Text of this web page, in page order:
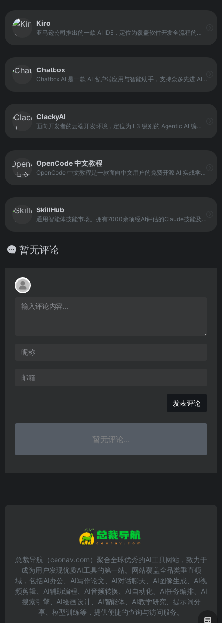
Kiro
亚马逊公司推出的一款 AI IDE，定位为覆盖软件开发全流程的智能开发环境。它通过引入 Specs（规格说明）和 Hooks（自动化触发器）两种核心模式，将需求分析、设计规划与代码实现紧密连接。
Chatbox
Chatbox AI 是一款 AI 客户端应用与智能助手，支持众多先进 AI 模型与 API，并覆盖 Windows、MacOS、Android、iOS、Linux 以及网页版。它的定位是为用户提供一个跨平台、可统一调用多模型的智能入口，适合需要多终端使用 AI 的个人用户与团队。
ClackyAI
面向开发者的云端开发环境，定位为 L3 级别的 Agentic AI 编程助手。它强调以工程化思维贯穿整个开发流程，通过结构化任务拆解、多线程协作和自动化修复能力，辅助开发者完成从规划、编码到迭代的全过程。
OpenCode 中文教程
OpenCode 中文教程是一款面向中文用户的免费开源 AI 实战学习平台，核心定位是帮助用户理解并高效使用 AI 编程助手完成真实工作任务。它以 OpenCode 项目为基础，结合系统化教程、实战案例和源码解读，覆盖从基础对话、代码理解到复杂项目协作的完整流程。
SkillHub
通用智能体技能市场。拥有7000余项经AI评估的Claude技能及智能体技能，兼容Claude Code、Codex CLI、Gemini CLI与OpenCode。可在Playground中即刻试用技能，一键安装至所有智能体。采用以质量为核心的精选机制，并通过大模型进行五维度评估。
暂无评论
发表评论
暂无评论...
总裁导航（ceonav.com）聚合全球优秀的AI工具网站，致力于
成为用户发现优质AI工具的第一站。网站覆盖全品类垂直领
域，包括AI办公、AI写作论文、AI对话聊天、AI图像生成、AI视
频剪辑、AI辅助编程、AI音频转换、AI自动化、AI任务编排、AI
搜索引擎、AI绘画设计、AI智能体、AI教学研究、提示词分
享、模型训练等，提供便捷的查询与访问服务。